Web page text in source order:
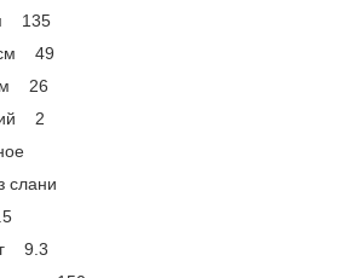
135
см 49
26
2
слани
9.3